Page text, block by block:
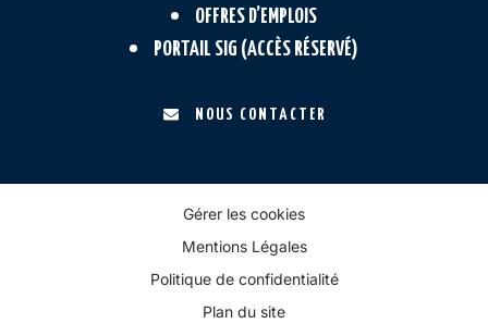
OFFRES D’EMPLOIS
PORTAIL SIG (ACCÈS RÉSERVÉ)
NOUS CONTACTER
Gérer les cookies
Mentions Légales
Politique de confidentialité
Plan du site